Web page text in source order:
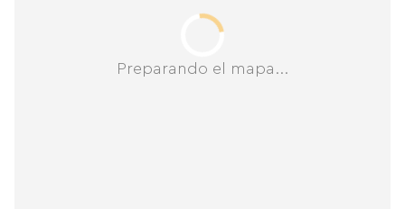
Preparando el mapa...